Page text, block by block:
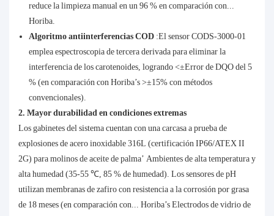
reduce la limpieza manual en un 96 % en comparación con...
Horiba.
Algoritmo antiinterferencias COD :El sensor CODS-3000-01
emplea espectroscopia de tercera derivada para eliminar la
interferencia de los carotenoides, logrando <±Error de DQO del 5
% (en comparación con Horiba’s >±15% con métodos
convencionales).
2. Mayor durabilidad en condiciones extremas
Los gabinetes del sistema cuentan con una carcasa a prueba de
explosiones de acero inoxidable 316L (certificación IP66/ATEX II
2G) para molinos de aceite de palma’ Ambientes de alta temperatura y
alta humedad (35-55 ℃, 85 % de humedad). Los sensores de pH
utilizan membranas de zafiro con resistencia a la corrosión por grasa
de 18 meses (en comparación con... Horiba’s Electrodos de vidrio de